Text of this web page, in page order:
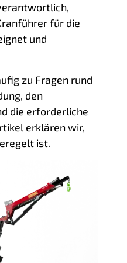
für die
und
zu Fragen rund
den
die erforderliche
erklären wir,
ist.